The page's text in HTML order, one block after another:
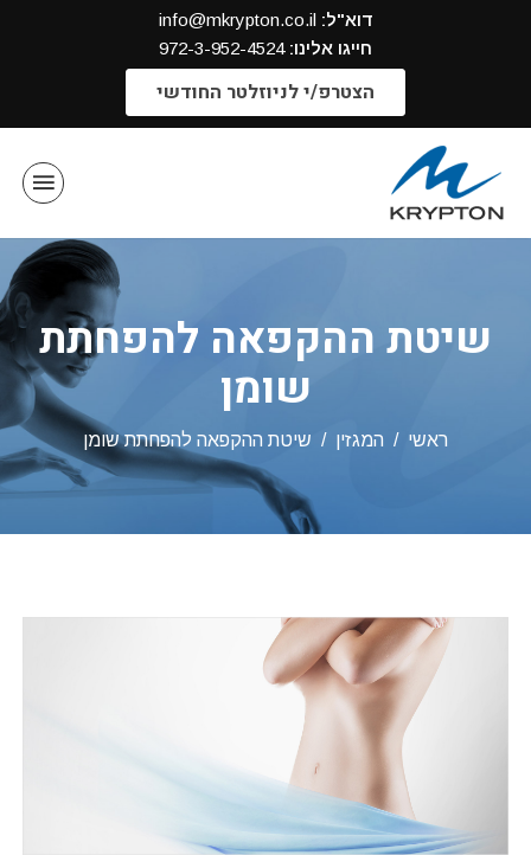
דוא"ל:info@mkrypton.co.il
חייגו אלינו:972-3-952-4524
הצטרפ/י לניוזלטר החודשי
שיטת ההקפאה להפחתת
שומן
ראשי המגזין שיטת ההקפאה להפחתת שומן